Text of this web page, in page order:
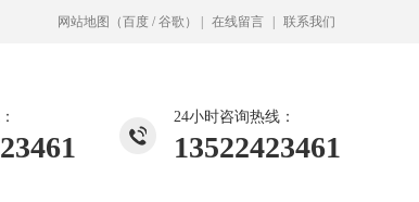
网站地图 （百度 / 谷歌 ） 在线留言 联系我们
24小时咨询热线：
13522423461